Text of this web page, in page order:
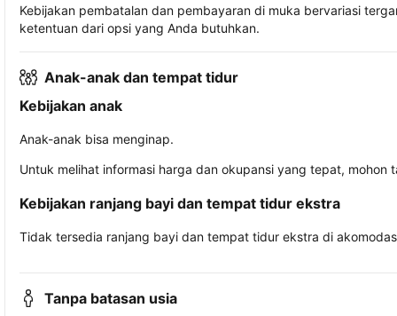
Kebijakan pembatalan dan pembayaran di muka bervariasi
ketentuan dari opsi yang Anda butuhkan.
Anak-anak dan tempat tidur
Kebijakan anak
Anak-anak bisa menginap.
Untuk melihat informasi harga dan okupansi yang tepat,
Kebijakan ranjang bayi dan tempat tidur ekstra
Tidak tersedia ranjang bayi dan tempat tidur ekstra di
Tanpa batasan usia